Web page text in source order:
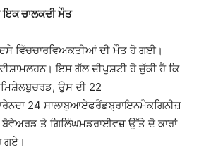
ਇਕ ਚਾਲਕਦੀ ਮੌਤ
ਵਿੱਚਚਾਰਵਿਅਕਤੀਆਂ ਦੀ ਮੌਤ ਹੋ ਗਈ।
ਇਸ ਗੱਲ ਦੀਪੁਸ਼ਟੀ ਹੋ ਚੁੱਕੀ ਹੈ ਕਿ
ਉਸ ਦੀ 22
24 ਸਾਲਾਬੁਆਏਫਰੈਂਡਬ੍ਰਾਇਨਮੈਕਗਿਨੀਜ਼
ਬੋਵੇਅਰਡ ਤੇ ਗਿਲਿੰਘਮਡਰਾਈਵਜ਼ ਉੱਤੇ ਦੋ ਕਾਰਾਂ
ਗਏ।